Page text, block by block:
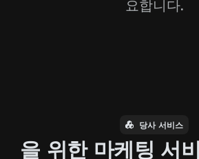
요합니다.
당사 서비스
을 위한 마케팅 서